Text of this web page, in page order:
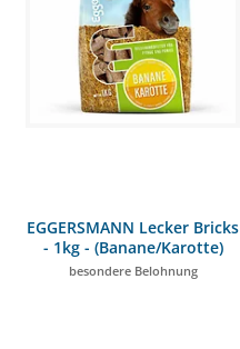
EGGERSMANN Lecker Bricks
- 1kg - (Banane/Karotte)
besondere Belohnung